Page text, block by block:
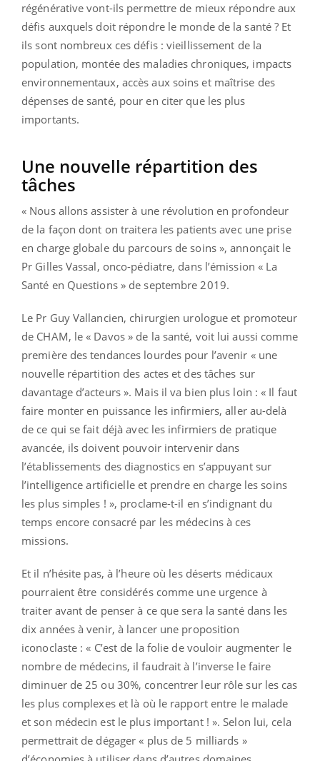
régénérative vont-ils permettre de mieux répondre aux
défis auxquels doit répondre le monde de la santé ? Et
ils sont nombreux ces défis : vieillissement de la
population, montée des maladies chroniques, impacts
environnementaux, accès aux soins et maîtrise des
dépenses de santé, pour en citer que les plus
importants.
Une nouvelle répartition des
tâches
« Nous allons assister à une révolution en profondeur
de la façon dont on traitera les patients avec une prise
en charge globale du parcours de soins », annonçait le
Pr Gilles Vassal, onco-pédiatre, dans l’émission « La
Santé en Questions » de septembre 2019.
Le Pr Guy Vallancien, chirurgien urologue et promoteur
de CHAM, le « Davos » de la santé, voit lui aussi comme
première des tendances lourdes pour l’avenir « une
nouvelle répartition des actes et des tâches sur
davantage d’acteurs ». Mais il va bien plus loin : « Il faut
faire monter en puissance les infirmiers, aller au-delà
de ce qui se fait déjà avec les infirmiers de pratique
avancée, ils doivent pouvoir intervenir dans
l’établissements des diagnostics en s’appuyant sur
l’intelligence artificielle et prendre en charge les soins
les plus simples ! », proclame-t-il en s’indignant du
temps encore consacré par les médecins à ces
missions.
Et il n’hésite pas, à l’heure où les déserts médicaux
pourraient être considérés comme une urgence à
traiter avant de penser à ce que sera la santé dans les
dix années à venir, à lancer une proposition
iconoclaste : « C’est de la folie de vouloir augmenter le
nombre de médecins, il faudrait à l’inverse le faire
diminuer de 25 ou 30%, concentrer leur rôle sur les cas
les plus complexes et là où le rapport entre le malade
et son médecin est le plus important ! ». Selon lui, cela
permettrait de dégager « plus de 5 milliards »